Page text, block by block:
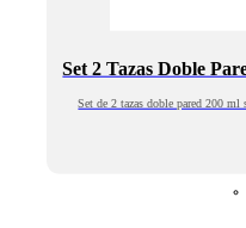
Set 2 Tazas Doble
Set de 2 tazas doble pared 200